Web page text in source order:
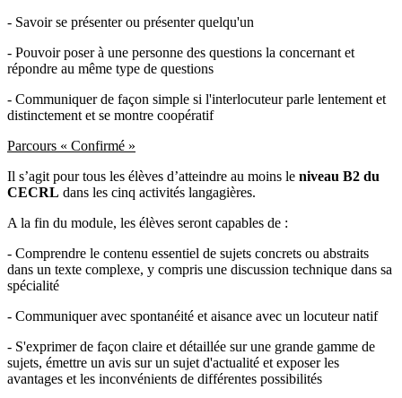
- Savoir se présenter ou présenter quelqu'un
- Pouvoir poser à une personne des questions la concernant et
répondre au même type de questions
- Communiquer de façon simple si l'interlocuteur parle lentement et
distinctement et se montre coopératif
Parcours « Confirmé »
Il s’agit pour tous les élèves d’atteindre au moins le niveau B2 du
CECRL dans les cinq activités langagières.
A la fin du module, les élèves seront capables de :
- Comprendre le contenu essentiel de sujets concrets ou abstraits
dans un texte complexe, y compris une discussion technique dans sa
spécialité
- Communiquer avec spontanéité et aisance avec un locuteur natif
- S'exprimer de façon claire et détaillée sur une grande gamme de
sujets, émettre un avis sur un sujet d'actualité et exposer les
avantages et les inconvénients de différentes possibilités